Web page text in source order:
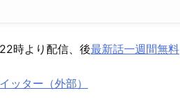
時より配信、後最新話一週間無料
ッター（外部）